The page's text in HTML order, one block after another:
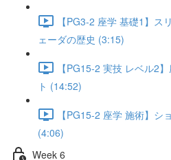
【PG3-2 座学 基礎1】ス
ェーダの歴史 (3:15)
【PG15-2 実技 レベル2
ト (14:52)
【PG15-2 座学 施術】シ
(4:06)
Week 6